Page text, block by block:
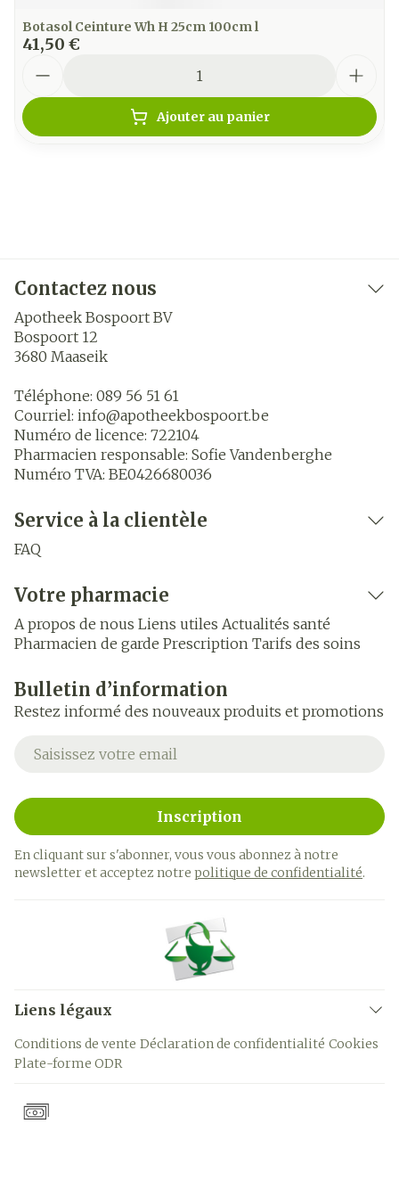
Botasol Ceinture Wh H 25cm 100cm l
41,50 €
Ajouter au panier
Contactez nous
Apotheek Bospoort BV
Bospoort 12
3680 Maaseik
Téléphone: 089 56 51 61
Courriel: info@apotheekbospoort.be
Numéro de licence: 722104
Pharmacien responsable: Sofie Vandenberghe
Numéro TVA: BE0426680036
Service à la clientèle
FAQ
Votre pharmacie
A propos de nous Liens utiles Actualités santé
Pharmacien de garde Prescription Tarifs des soins
Bulletin d’information
Restez informé des nouveaux produits et promotions
Adresse mail
Inscription
En cliquant sur s'abonner, vous vous abonnez à notre
newsletter et acceptez notre politique de confidentialité.
Liens légaux
Conditions de vente Déclaration de confidentialité Cookies
Plate-forme ODR